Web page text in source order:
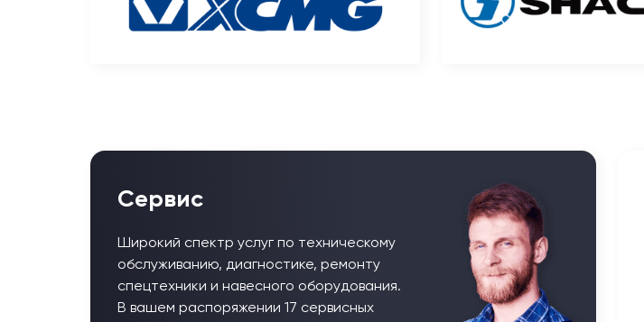
Сервис
Широкий спектр услуг по техническому
обслуживанию, диагностике, ремонту
спецтехники и навесного оборудования.
В вашем распоряжении 17 сервисных